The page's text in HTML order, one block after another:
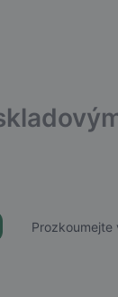
Prozkoumejte